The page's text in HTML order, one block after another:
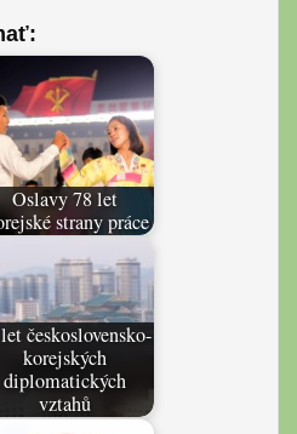
Oslavy 78 let
strany práce
československo-
korejských
diplomatických
vztahů